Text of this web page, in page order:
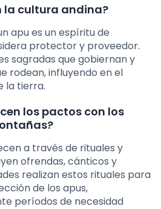
la cultura andina?
apu es un espíritu de
protector y proveedor.
sagradas que gobiernan y
rodean, influyendo en el
la tierra.
los pactos con los
a través de rituales y
ofrendas, cánticos y
realizan estos rituales para
de los apus,
períodos de necesidad